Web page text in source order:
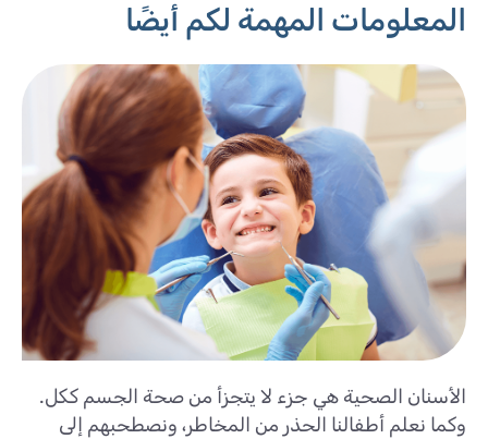
المعلومات المهمة لكم أيضًا
الأسنان الصحية هي جزء لا يتجزأ من صحة الجسم ككل.
وكما نعلم أطفالنا الحذر من المخاطر، ونصطحبهم إلى